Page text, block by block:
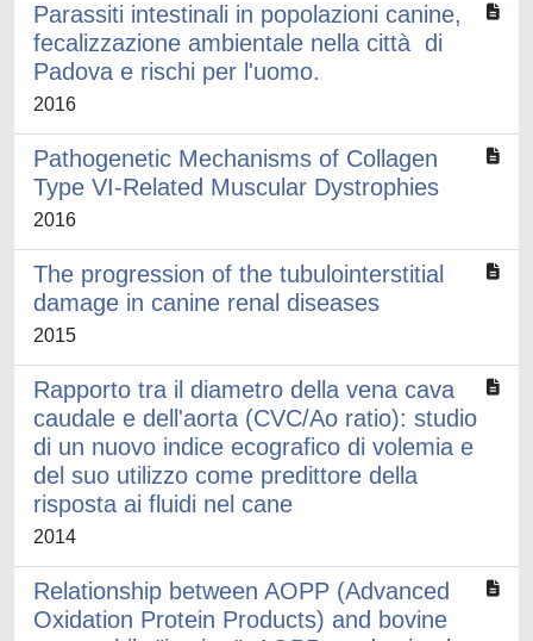
Parassiti intestinali in popolazioni canine,
fecalizzazione ambientale nella città di
Padova e rischi per l'uomo.
2016
Pathogenetic Mechanisms of Collagen
Type VI-Related Muscular Dystrophies
2016
The progression of the tubulointerstitial
damage in canine renal diseases
2015
Rapporto tra il diametro della vena cava
caudale e dell'aorta (CVC/Ao ratio): studio
di un nuovo indice ecografico di volemia e
del suo utilizzo come predittore della
risposta ai fluidi nel cane
2014
Relationship between AOPP (Advanced
Oxidation Protein Products) and bovine